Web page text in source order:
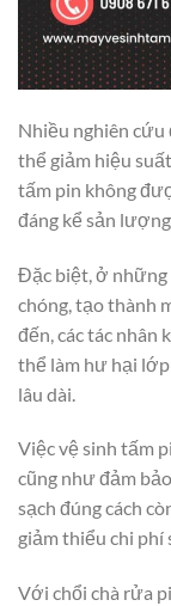
Nhiều nghiên cứu
thể giảm hiệu
tấm pin không
đáng kể sản
Đặc biệt, ở những
chóng, tạo thành
đến, các tác nhân
thể làm hư hại
lâu dài.
Việc vệ sinh tấm
cũng như đảm
sạch đúng cách
giảm thiểu chi phí
Với chổi chà rửa